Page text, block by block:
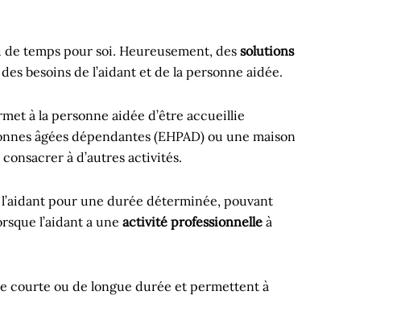
temps pour soi. Heureusement, dessolutions
besoins de l’aidant et de la personne aidée.
à la personne aidée d’être accueillie
âgées dépendantes (EHPAD) ou une maison
à d’autres activités.
pour une durée déterminée, pouvant
l’aidant a une activité professionnelle à
courte ou de longue durée et permettent à